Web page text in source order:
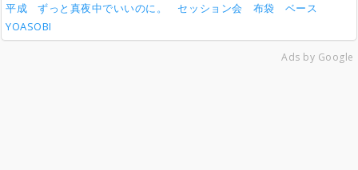
平成
ずっと真夜中でいいのに。 セッション会 布袋
ベース
YOASOBI
Ads by Google